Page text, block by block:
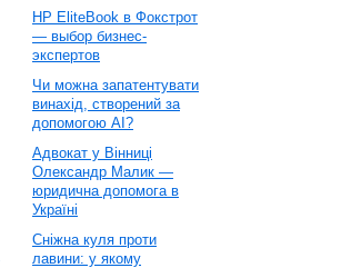
HP EliteBook в Фокстрот
— выбор бизнес-
экспертов
Чи можна запатентувати
винахід, створений за
допомогою AI?
Адвокат у Вінниці
Олександр Малик —
юридична допомога в
Україні
Сніжна куля проти
лавини: у якому